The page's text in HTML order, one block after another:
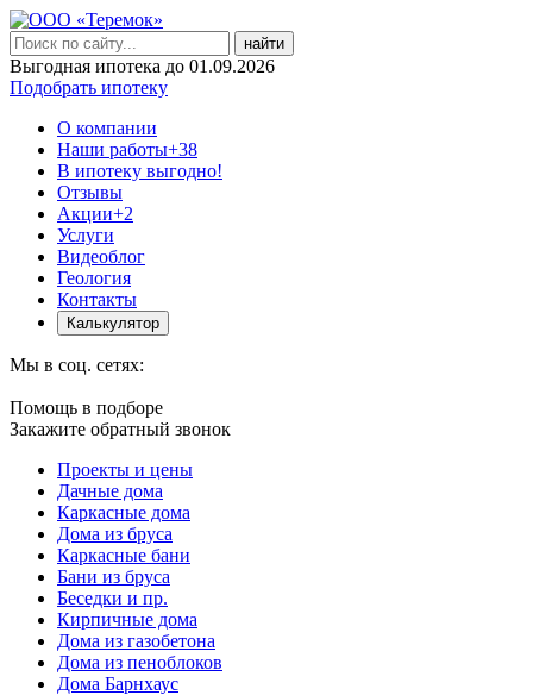
найти
Выгодная ипотека до 01.09.2026
Подобрать ипотеку
О компании
Наши работы+38
В ипотеку выгодно!
Отзывы
Акции+2
Услуги
Видеоблог
Геология
Контакты
Калькулятор
Мы в соц. сетях:
Помощь в подборе
Закажите обратный звонок
Проекты и цены
Дачные дома
Каркасные дома
Дома из бруса
Каркасные бани
Бани из бруса
Беседки и пр.
Кирпичные дома
Дома из газобетона
Дома из пеноблоков
Дома Барнхаус